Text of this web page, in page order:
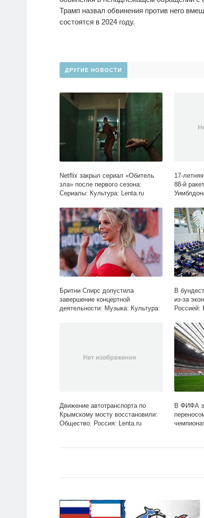
Трамп назвал обвинения против него
состоятся в 2024 году.
ДРУГИЕ НОВОСТИ
Netflix закрыл сериал «Обитель
зла» после первого сезона:
Сериалы: Культура: Lenta.ru
17-
88-й
Бритни Спирс допустила
завершение концертной
деятельности: Музыка: Культура:
В
из-за
Россией:
Движение автотранспорта по
Крымскому мосту восстановили:
Общество: Россия: Lenta.ru
В ФИФА